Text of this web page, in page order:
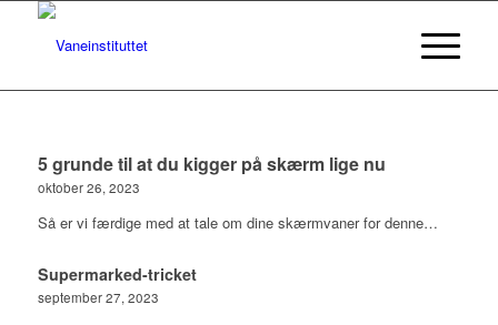
5 grunde til at du kigger på skærm lige nu
oktober 26, 2023
Så er vi færdige med at tale om dine skærmvaner for denne…
Supermarked-tricket
september 27, 2023